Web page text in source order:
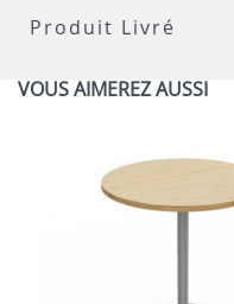
Produit Livré
VOUS AIMEREZ AUSSI